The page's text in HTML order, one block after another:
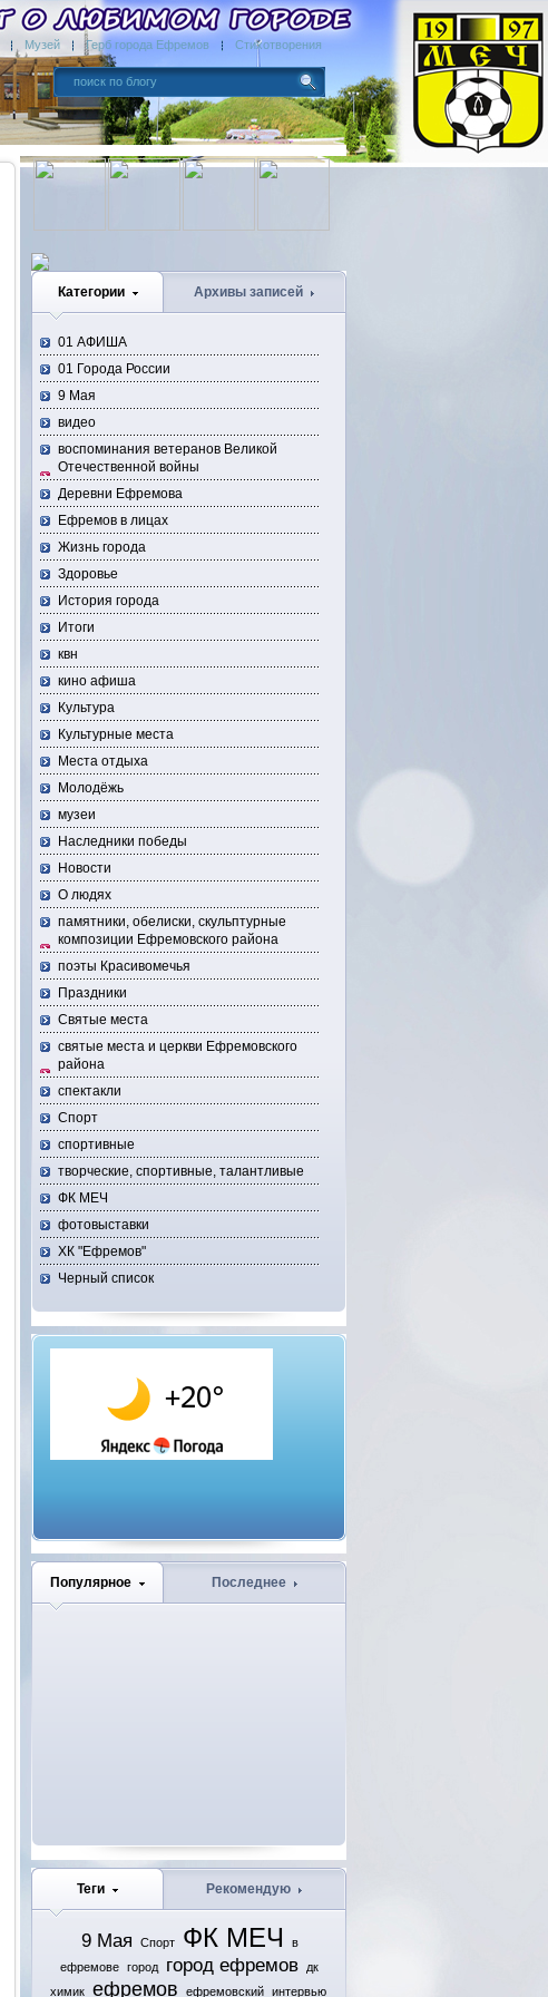
Музей Герб города Ефремов Стихотворения
Категории Архивы записей
01 АФИША
01 Города России
9 Мая
видео
воспоминания ветеранов Великой
Отечественной войны
Деревни Ефремова
Ефремов в лицах
Жизнь города
Здоровье
История города
Итоги
квн
кино афиша
Культура
Культурные места
Места отдыха
Молодёжь
музеи
Наследники победы
Новости
О людях
памятники, обелиски, скульптурные
композиции Ефремовского района
поэты Красивомечья
Праздники
Святые места
святые места и церкви Ефремовского
района
спектакли
Спорт
спортивные
творческие, спортивные, талантливые
ФК МЕЧ
фотовыставки
ХК "Ефремов"
Черный список
Популярное Последнее
Теги Рекомендую
9 Мая Спорт ФК МЕЧ
в
ефремове
город город ефремов
дк
химик
ефремов ефремовский интервью